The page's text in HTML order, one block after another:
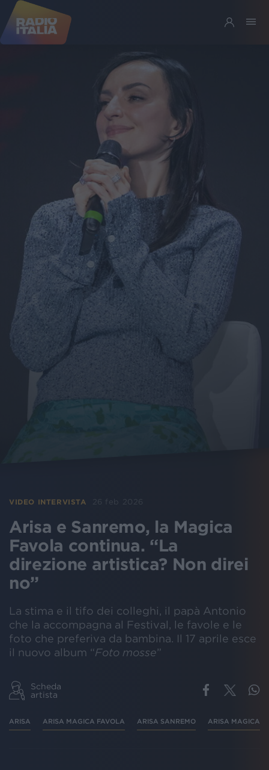
VIDEO INTERVISTA 26 feb 2026
Arisa e Sanremo, la Magica
Favola continua. “La
direzione artistica? Non direi
no”
La stima e il tifo dei colleghi, il papà Antonio
che la accompagna al Festival, le favole e le
foto che preferiva da bambina. Il 17 aprile esce
il nuovo album “Foto mosse”
Scheda
artista
ARISA ARISA MAGICA FAVOLA ARISA SANREMO ARISA MAGICA